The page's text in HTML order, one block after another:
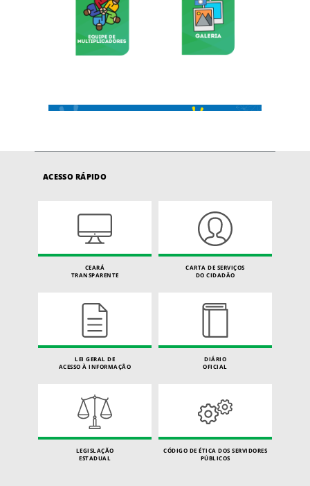
ACESSO RÁPIDO
CEARÁ
TRANSPARENTE
CARTA DE SERVIÇOS
DO CIDADÃO
LEI GERAL DE
ACESSO À INFORMAÇÃO
DIÁRIO
OFICIAL
LEGISLAÇÃO
ESTADUAL
CÓDIGO DE ÉTICA DOS SERVIDORES
PÚBLICOS